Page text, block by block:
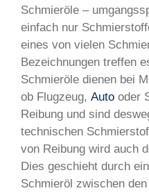
Schmieröle –
einfach nur
eines von vielen
Bezeichnungen treffen
Schmieröle dienen bei
ob Flugzeug, Auto oder
Reibung und sind
technischen
von Reibung wird auch
Dies geschieht durch
Schmieröl zwischen